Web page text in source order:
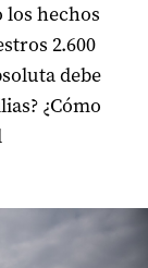
hechos
2.600
debe
¿Cómo